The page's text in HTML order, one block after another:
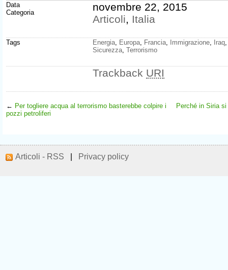
Data
Categoria
novembre 22, 2015
Articoli, Italia
Tags Energia Europa Francia Immigrazione Iraq
Sicurezza Terrorismo
Trackback URI
← Per togliere acqua al terrorismo basterebbe colpire i
pozzi petroliferi
Perché in Siria
Articoli - RSS Privacy policy